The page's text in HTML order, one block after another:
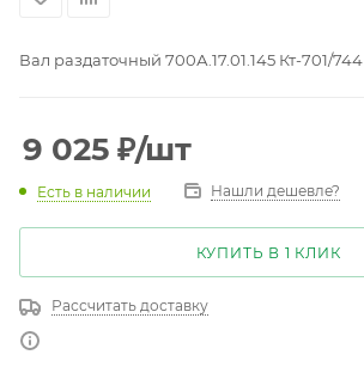
Вал раздаточный 700А.17.01.145 Кт-701/744
9 025 ₽/шт
Есть в наличии Нашли дешевле?
КУПИТЬ В 1 КЛИК
Рассчитать доставку